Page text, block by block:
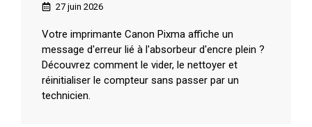
27 juin 2026
Votre imprimante Canon Pixma affiche un
message d'erreur lié à l'absorbeur d'encre plein ?
Découvrez comment le vider, le nettoyer et
réinitialiser le compteur sans passer par un
technicien.